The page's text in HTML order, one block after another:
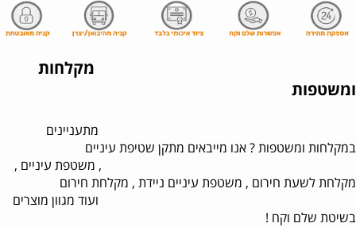
מקלחות
ומשטפות
מתעניינים
במקלחות ומשטפות ? אנו מייבאים מתקן שטיפת עיניים
, משטפת עיניים ,
מקלחת לשעת חירום , משטפת עיניים ניידת , מקלחת חירום
ועוד מגוון מוצרים
בשיטת שלם וקח !